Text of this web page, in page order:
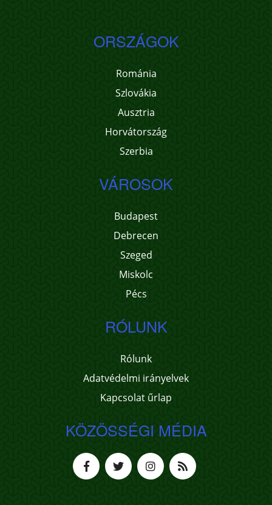
ORSZÁGOK
Románia
Szlovákia
Ausztria
Horvátország
Szerbia
VÁROSOK
Budapest
Debrecen
Szeged
Miskolc
Pécs
RÓLUNK
Rólunk
Adatvédelmi irányelvek
Kapcsolat űrlap
KÖZÖSSÉGI MÉDIA